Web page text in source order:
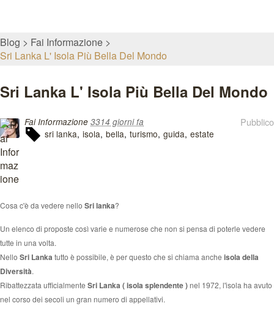
Blog
Fai Informazione
Sri Lanka L' Isola Più Bella Del Mondo
Sri Lanka L' Isola Più Bella Del Mondo
Pubblico
Fai Informazione 3314 giorni fa
sri lanka isola bella turismo guida estate
Cosa c'è da vedere nello Sri lanka?
Un elenco di proposte così varie e numerose che non si pensa di poterle vedere
tutte in una volta.
Nello Sri Lanka tutto è possibile, è per questo che si chiama anche isola della
Diversità.
Ribattezzata ufficialmente Sri Lanka ( isola splendente )nel 1972, l'isola ha avuto
nel corso dei secoli un gran numero di appellativi.